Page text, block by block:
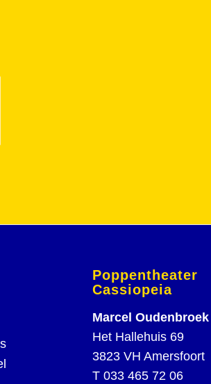
Poppentheater
Cassiopeia
Marcel Oudenbroek
Het Hallehuis 69
3823 VH Amersfoort
T 033 465 72 06